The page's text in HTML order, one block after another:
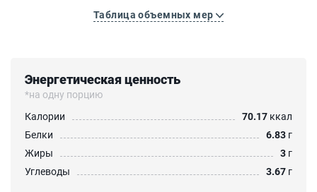
Таблица объемных мер
Энергетическая ценность
*на одну порцию
Калории
70.17 ккал
Белки
6.83 г
Жиры
3 г
Углеводы
3.67 г